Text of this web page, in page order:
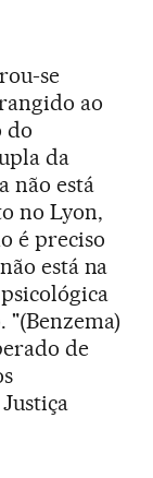
se
ao
do
da
não está
no Lyon,
é preciso
está na
"(Benzema)
de